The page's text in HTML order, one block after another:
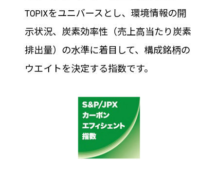
TOPIXをユニバースとし、環境情報の開
示状況、炭素効率性（売上高当たり炭素
排出量）の水準に着目して、構成銘柄の
ウエイトを決定する指数です。